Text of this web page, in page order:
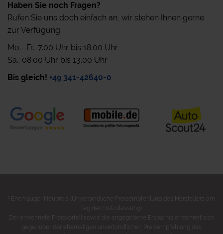
Haben Sie noch Fragen?
Rufen Sie uns doch einfach an, wir stehen Ihnen gerne
zur Verfügung.
Mo.- Fr.: 7.00 Uhr bis 18.00 Uhr
Sa.: 08.00 Uhr bis 13.00 Uhr
Bis gleich! +49 341-42640-0
Ehemaliger Neupreis (Unverbindliche Preisempfehlung des Herstellers am
Tag der Erstzulassung).
Der errechnete Preisvorteil sowie die angegebene Ersparnis errechnet sich
gegenüber der ehemaligen unverbindlichen Preisempfehlung des